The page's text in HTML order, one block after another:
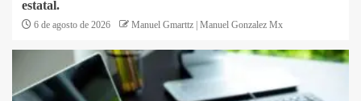
estatal.
6 de agosto de 2026 Manuel Gmarttz | Manuel Gonzalez Mx